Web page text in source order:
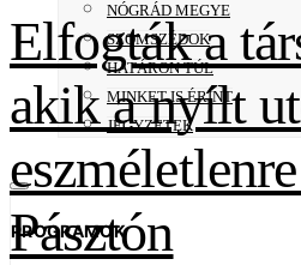
NÓGRÁD MEGYE
SZOMSZÉDOK
HATÁRON TÚL
MINKET IS ÉRINT
JEGYZETEK
PROGRAMOK
Elfogták a
akik a nyílt
Pásztón